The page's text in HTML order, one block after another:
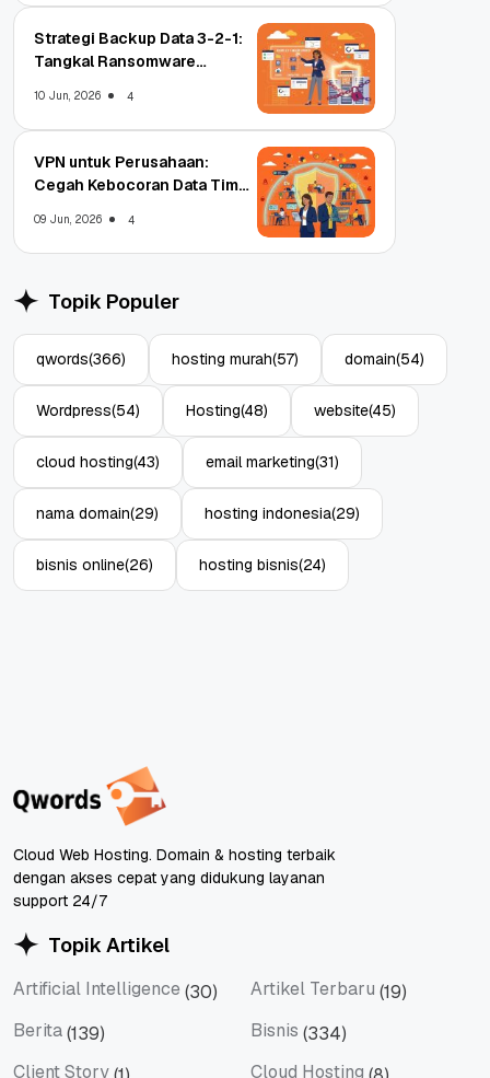
Strategi Backup Data 3-2-1:
Tangkal Ransomware
10 Jun, 2026 4
VPN untuk Perusahaan:
Cegah Kebocoran Data Tim
09 Jun, 2026 4
Topik Populer
qwords(366) hosting murah(57) domain(54)
Wordpress(54) Hosting(48) website(45)
cloud hosting(43) email marketing(31)
nama domain(29) hosting indonesia(29)
bisnis online(26) hosting bisnis(24)
Cloud Web Hosting. Domain & hosting terbaik
dengan akses cepat yang didukung layanan
support 24/7
Topik Artikel
Artificial Intelligence (30) Artikel Terbaru (19)
Berita(139) Bisnis (334)
Client Story
Cloud Hosting